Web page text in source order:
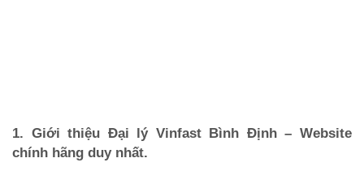
1. Giới thiệu Đại lý Vinfast Bình Định – Website
chính hãng duy nhất.